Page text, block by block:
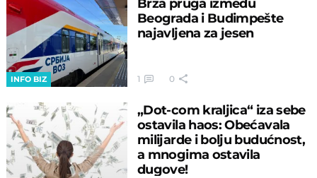
INFO BIZ
Brza pruga između
Beograda i Budimpešte
najavljena za jesen
1 0
„Dot-com kraljica“ iza sebe
ostavila haos: Obećavala
milijarde i bolju budućnost,
a mnogima ostavila
dugove!